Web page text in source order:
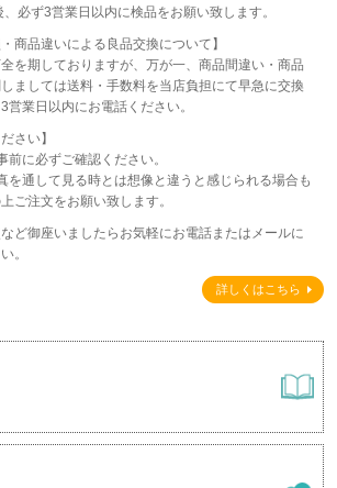
必ず3営業日以内に検品をお願い致します。
商品違いによる良品交換について】
を期しておりますが、万が一、商品間違い・商品
ましては送料・手数料を当店負担にて早急に交換
業日以内にお電話ください。
さい】
に必ずご確認ください。
を通して見る時とは想像と違うと感じられる場合も
ご注文をお願い致します。
ど御座いましたらお気軽にお電話またはメールに
。
詳しくはこちら